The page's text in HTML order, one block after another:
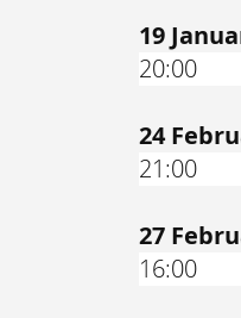
19
20:00
24
21:00
27
16:00